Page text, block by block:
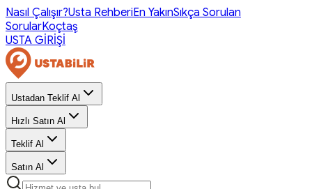
Nasıl Çalışır?Usta RehberiEn YakınSıkça Sorulan
SorularKoçtaş
USTA GİRİŞİ
Ustadan Teklif Al
Hızlı Satın Al
Teklif Al
Satın Al